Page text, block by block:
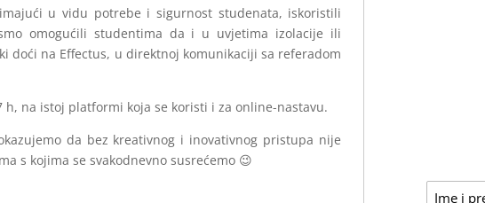
u vidu potrebe i sigurnost studenata, iskoristili
omogućili studentima da i u uvjetima izolacije ili
doći na Effectus, u direktnoj komunikaciji sa referadom
na istoj platformi koja se koristi i za online-nastavu.
da bez kreativnog i inovativnog pristupa nije
s kojima se svakodnevno susrećemo 😉